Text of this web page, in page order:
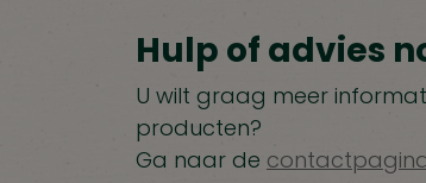
Hulp of advies
U wilt graag meer
producten?
Ga naar de